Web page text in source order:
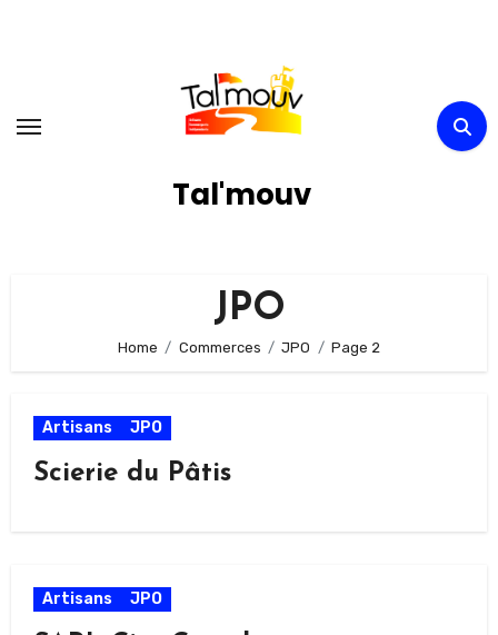
Tal'mouv
JPO
Home Commerces JPO Page 2
Artisans JPO
Scierie du Pâtis
Artisans JPO